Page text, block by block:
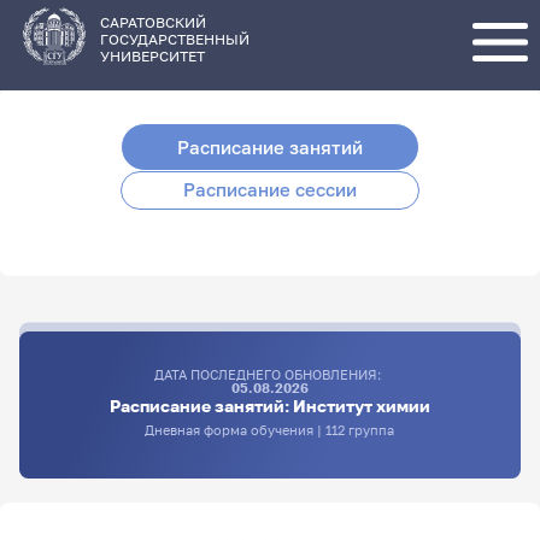
основному
содержанию
САРАТОВСКИЙ
ГОСУДАРСТВЕННЫЙ
УНИВЕРСИТЕТ
Расписание занятий
Расписание сессии
ДАТА ПОСЛЕДНЕГО ОБНОВЛЕНИЯ:
05.08.2026
Расписание занятий: Институт химии
Дневная форма обучения | 112 группа